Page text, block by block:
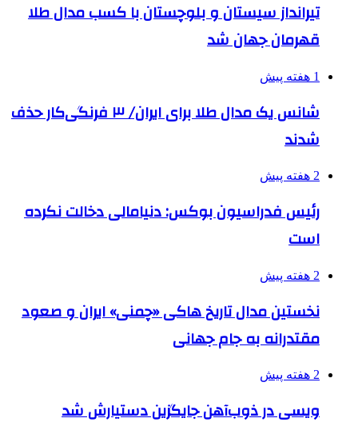
تیرانداز سیستان و بلوچستان با کسب مدال طلا
قهرمان جهان شد
1 هفته پیش
شانس یک مدال طلا برای ایران/ ۳ فرنگی‌کار حذف
شدند
2 هفته پیش
رئیس فدراسیون بوکس: دنیامالی دخالت نکرده
است
2 هفته پیش
نخستین مدال تاریخ هاکی «چمنی» ایران و صعود
مقتدرانه به جام جهانی
2 هفته پیش
ویسی در ذوب‌آهن جایگزین دستیارش شد